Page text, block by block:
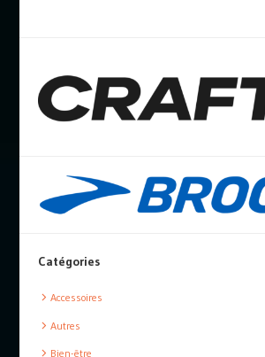
Catégories
Accessoires
Autres
Bien-être